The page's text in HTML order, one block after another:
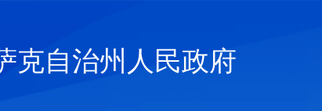
克自治州人民政府